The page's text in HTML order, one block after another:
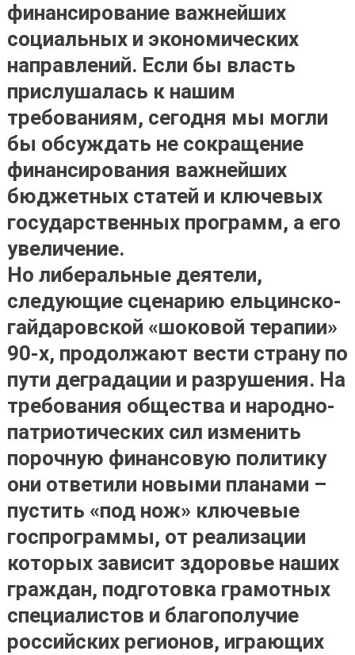
финансирование важнейших
социальных и экономических
направлений. Если бы власть
прислушалась к нашим
требованиям, сегодня мы могли
бы обсуждать не сокращение
финансирования важнейших
бюджетных статей и ключевых
государственных программ, а его
увеличение.
Но либеральные деятели,
следующие сценарию ельцинско-
гайдаровской «шоковой терапии»
90-х, продолжают вести страну по
пути деградации и разрушения. На
требования общества и народно-
патриотических сил изменить
порочную финансовую политику
они ответили новыми планами –
пустить «под нож» ключевые
госпрограммы, от реализации
которых зависит здоровье наших
граждан, подготовка грамотных
специалистов и благополучие
российских регионов, играющих